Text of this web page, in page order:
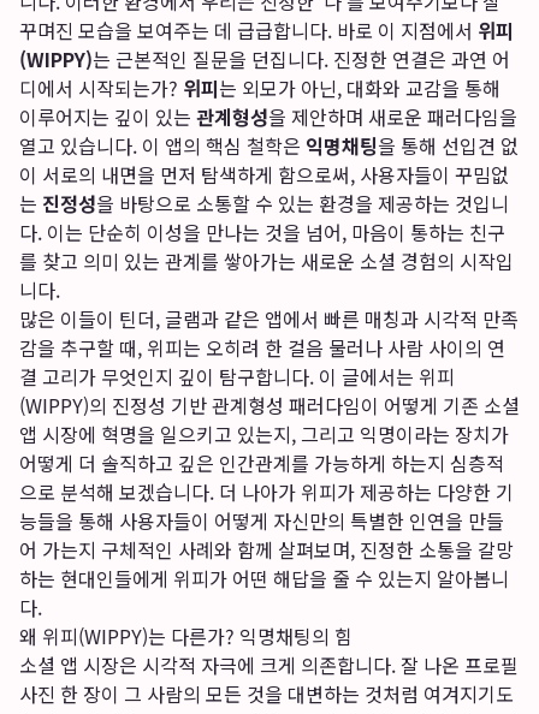
꾸며진 모습을 보여주는 데 급급합니다. 바로 이 지점에서 위피
(WIPPY)는 근본적인 질문을 던집니다. 진정한 연결은 과연 어
디에서 시작되는가? 위피는 외모가 아닌, 대화와 교감을 통해
이루어지는 깊이 있는 관계형성을 제안하며 새로운 패러다임을
열고 있습니다. 이 앱의 핵심 철학은 익명채팅을 통해 선입견 없
이 서로의 내면을 먼저 탐색하게 함으로써, 사용자들이 꾸밈없
는 진정성을 바탕으로 소통할 수 있는 환경을 제공하는 것입니
다. 이는 단순히 이성을 만나는 것을 넘어, 마음이 통하는 친구
를 찾고 의미 있는 관계를 쌓아가는 새로운 소셜 경험의 시작입
니다.
많은 이들이 틴더, 글램과 같은 앱에서 빠른 매칭과 시각적 만족
감을 추구할 때, 위피는 오히려 한 걸음 물러나 사람 사이의 연
결 고리가 무엇인지 깊이 탐구합니다. 이 글에서는 위피
(WIPPY)의 진정성 기반 관계형성 패러다임이 어떻게 기존 소셜
앱 시장에 혁명을 일으키고 있는지, 그리고 익명이라는 장치가
어떻게 더 솔직하고 깊은 인간관계를 가능하게 하는지 심층적
으로 분석해 보겠습니다. 더 나아가 위피가 제공하는 다양한 기
능들을 통해 사용자들이 어떻게 자신만의 특별한 인연을 만들
어 가는지 구체적인 사례와 함께 살펴보며, 진정한 소통을 갈망
하는 현대인들에게 위피가 어떤 해답을 줄 수 있는지 알아봅니
다.
왜 위피(WIPPY)는 다른가? 익명채팅의 힘
소셜 앱 시장은 시각적 자극에 크게 의존합니다. 잘 나온 프로필
사진 한 장이 그 사람의 모든 것을 대변하는 것처럼 여겨지기도